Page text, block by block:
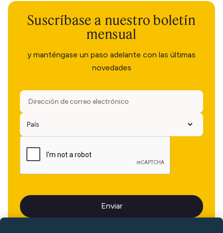
Suscríbase a nuestro boletín
mensual
y manténgase un paso adelante con las últimas
novedades